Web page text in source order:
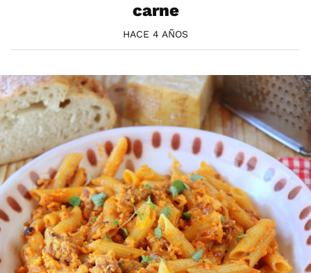
carne
HACE 4 AÑOS